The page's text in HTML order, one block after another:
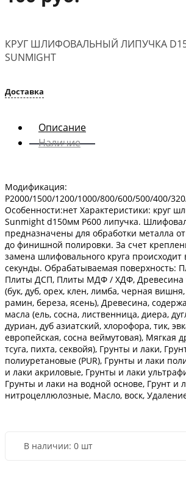
КРУГ ШЛИФОВАЛЬНЫЙ ЛИПУЧКА
SUNMIGHT
Доставка
Описание
Наличие
Модификация:
P2000/1500/1200/1000/800/600/500/400/
Особенности:нет Характеристики: круг
Sunmight d150мм P600 липучка.
предназначены для обработки металла
до финишной полировки. За счет
замена шлифовального круга
секунды. Обрабатываемая поверхность:
Плиты ДСП, Плиты МДФ / ХДФ, Древесина
(бук, дуб, орех, клен, лимба, черная
рамин, береза, ясень), Древесина,
масла (ель, сосна, лиственница, диера,
дуриан, дуб азиатский, хлорофора, тик,
европейская, сосна веймутовая), Мягкая
тсуга, пихта, секвойя), Грунты и лаки,
полиуретановые (PUR), Грунты и лаки
и лаки акриловые, Грунты и лаки
Грунты и лаки на водной основе, Грунт и
нитроцеллюлозные, Масло, воск,
В наличии: 0 шт